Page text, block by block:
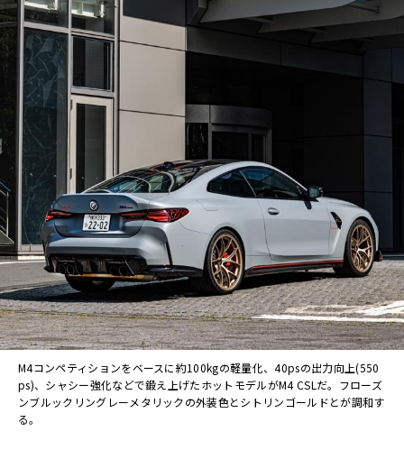
M4コンペティションをベースに約100kgの軽量化、40psの出力向上(550
ps)、シャシー強化などで鍛え上げたホットモデルがM4 CSLだ。フローズ
ンブルックリングレーメタリックの外装色とシトリンゴールドとが調和す
る。